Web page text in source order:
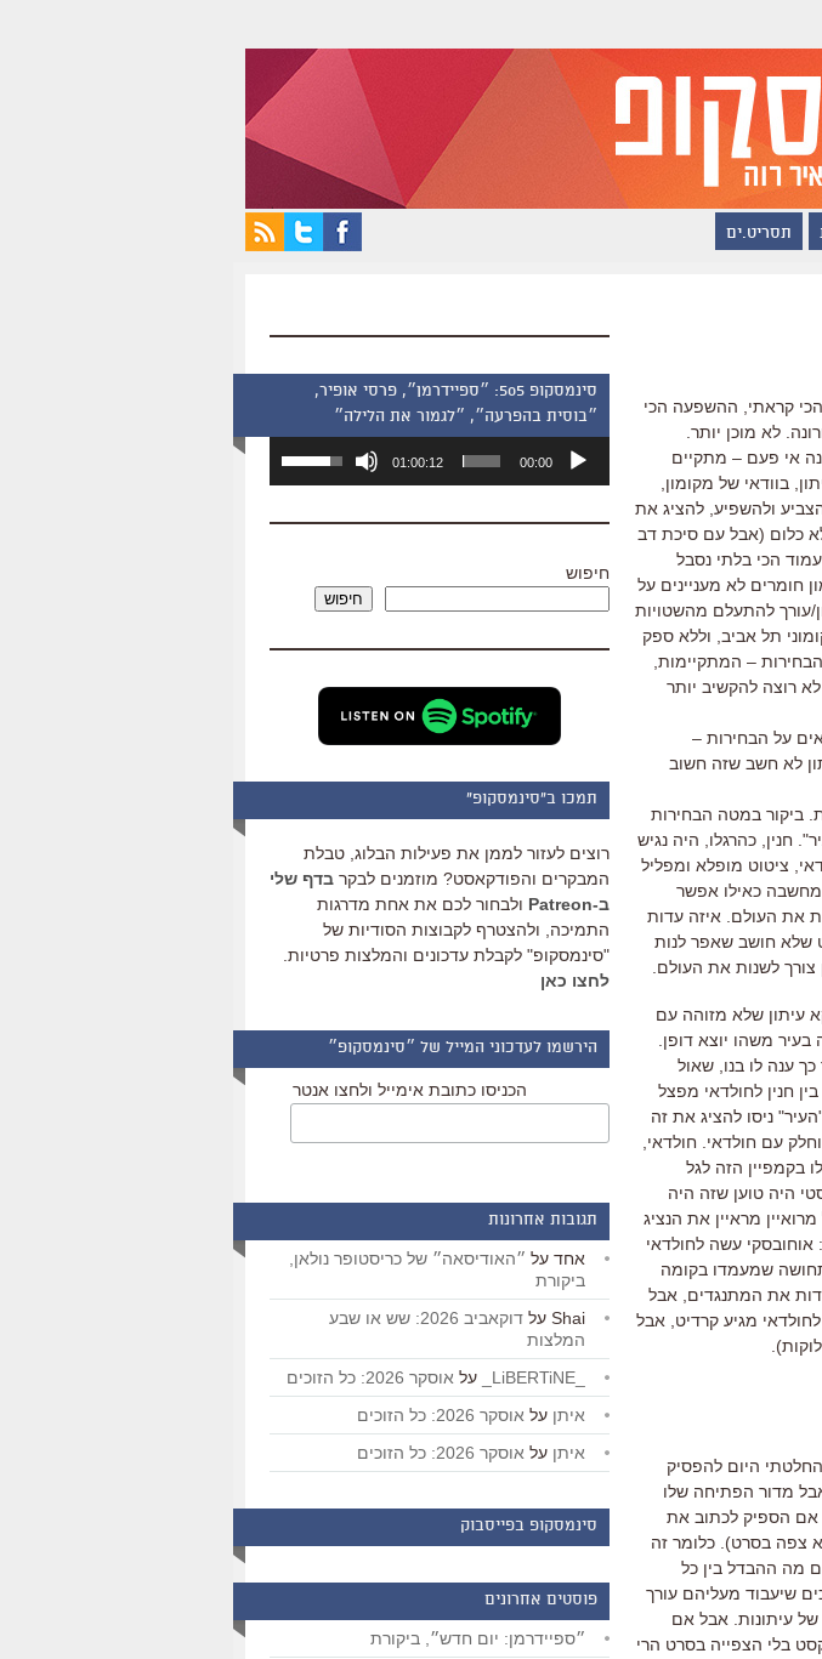
תסריט.ים
קראתי, ההשפעה הכי
לא מוכן יותר.
אי פעם – מתקיים
בוודאי של מקומון,
ולהשפיע, להציג את
כלום (אבל עם סיכת דב
הכי בלתי נסבל
חומרים לא מעניינים על
עורך להתעלם מהשטויות
תל אביב, וללא ספק
– המתקיימות,
רוצה להקשיב יותר
על הבחירות –
לא חשב שזה חשוב
ביקור במטה הבחירות
חנין, כהרגלו, היה נגיש
ציטוט מופלא ומפליל
כאילו אפשר
את העולם. איזה עדות
שלא חושב שאפר לנות
לשנות את העולם.
עיתון שלא מזוהה עם
משהו יוצא דופן.
ענה לו בנו, שאול
בין חנין לחולדאי מפצל
ניסו להציג את זה
עם חולדאי. חולדאי,
בקמפיין הזה לגל
היה טוען שזה היה
מראיין את הנציג
עשה לחולדאי
שמעמדו בקומה
את המתנגדים, אבל
מגיע קרדיט, אבל
היום להפסיק
אבל מדור הפתיחה שלו
אם הספיק לכתוב את
צפה בסרט). כלומר זה
מה ההבדל בין כל
שיעבוד מעליהם עורך
של עיתונות. אבל אם
בלי הצפייה בסרט הרי
סינמסקופ 505: ״ספיידרמן״, פרסי אופיר,
״בוסית בהפרעה״, ״לגמור את הלילה״
אודיו
00:00
01:00:12
השתמש
כדי
שמע.
חיפוש
חיפוש
תמכו ב"סינמסקופ"
רוצים לעזור לממן את פעילות הבלוג, טבלת
המבקרים והפודקאסט? מוזמנים לבקר בדף שלי
ב-Patreon
ולבחור לכם את אחת מדרגות
התמיכה, ולהצטרף לקבוצות הסודיות של
"סינמסקופ" לקבלת עדכונים והמלצות פרטיות.
לחצו כאן
הירשמו לעדכוני המייל של ״סינמסקופ״
הכניסו כתובת אימייל ולחצו אנטר
תגובות אחרונות
אחד על ״האודיסאה״ של כריסטופר נולאן,
ביקורת
Shai על
דוקאביב 2026: שש או שבע
המלצות
על אוסקר 2026: כל הזוכים
איתן על אוסקר 2026: כל הזוכים
איתן על אוסקר 2026: כל הזוכים
סינמסקופ בפייסבוק
פוסטים אחרונים
״ספיידרמן: יום חדש״, ביקורת